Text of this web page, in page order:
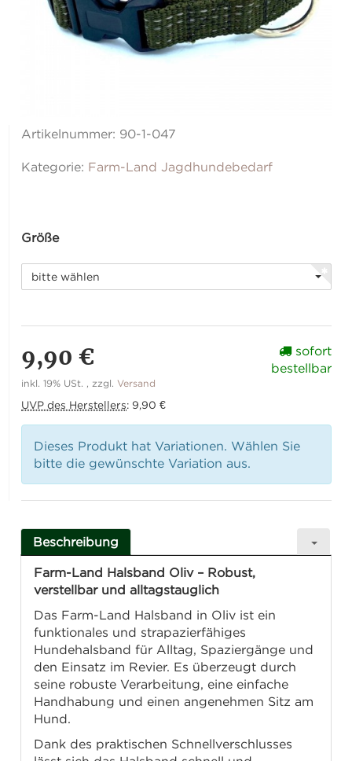
Artikelnummer: 90-1-047
Kategorie: Farm-Land Jagdhundebedarf
Größe
bitte wählen
9,90 €
inkl. 19% USt. , zzgl.Versand
UVP des Herstellers: 9,90 €
sofort
bestellbar
Dieses Produkt hat Variationen. Wählen Sie
bitte die gewünschte Variation aus.
Beschreibung
Farm-Land Halsband Oliv – Robust,
verstellbar und alltagstauglich
Das Farm-Land Halsband in Oliv ist ein
funktionales und strapazierfähiges
Hundehalsband für Alltag, Spaziergänge und
den Einsatz im Revier. Es überzeugt durch
seine robuste Verarbeitung, eine einfache
Handhabung und einen angenehmen Sitz am
Hund.
Dank des praktischen Schnellverschlusses